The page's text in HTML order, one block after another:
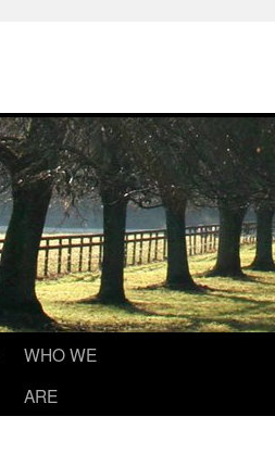
WHO WE
ARE